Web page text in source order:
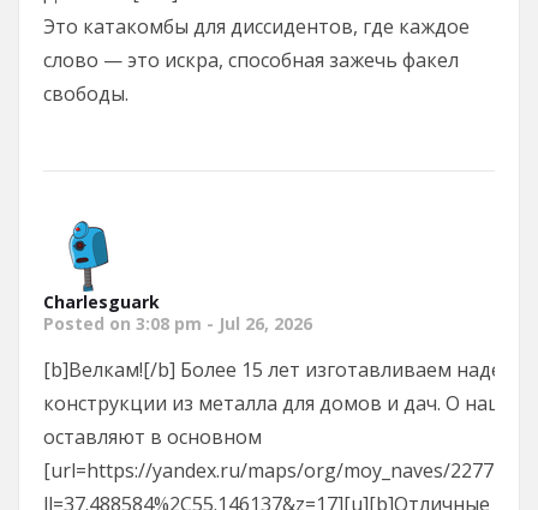
Это катакомбы для диссидентов, где каждое
слово — это искра, способная зажечь факел
свободы.
Charlesguark
Posted on 3:08 pm - Jul 26, 2026
[b]Велкам![/b] Более 15 лет изготавливаем
конструкции из металла для домов и дач. О нашей
оставляют в основном
[url=https://yandex.ru/maps/org/moy_naves/
ll=37.488584%2C55.146137&z=17][u][b]Отличные